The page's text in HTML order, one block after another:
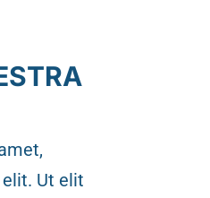
Ut elit